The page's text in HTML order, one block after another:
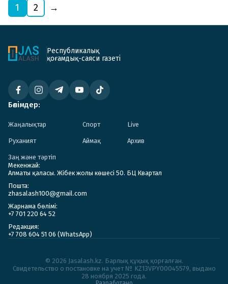
1 2 →
Республикалық
қоғамдық-саяси газеті
Бөлімдер:
Жаңалықтар Спорт Live
Руханият Аймақ Архив
Заң және тәртіп
Мекенжай:
Алматы қаласы. Жібек жолы көшесі 50. БЦ Квартал
Пошта:
zhasalash100@gmail.com
Жарнама бөлімі:
+7 701 220 64 52
Редакция:
+7 708 604 51 06 (WhatsApp)
© 2026 Jasalash.kz. Барлық құқық қорғалған.
Cвидетельство о постановке на учет № KZ13VPY00045579, выдано
28 ноября 2025 года.